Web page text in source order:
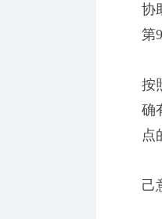
协
第
按
确
点
己